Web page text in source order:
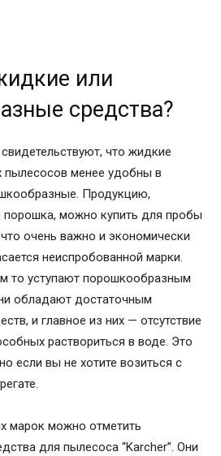
или
средства?
что жидкие
менее удобны в
Продукцию,
можно купить для пробы
очень важно и экономически
неиспробованной марки.
то уступают порошкообразным
обладают достаточным
и главное из них — отсутствие
раствориться в воде. Это
если вы не хотите возиться с
марок можно отметить
для пылесоса “Karcher”. Они